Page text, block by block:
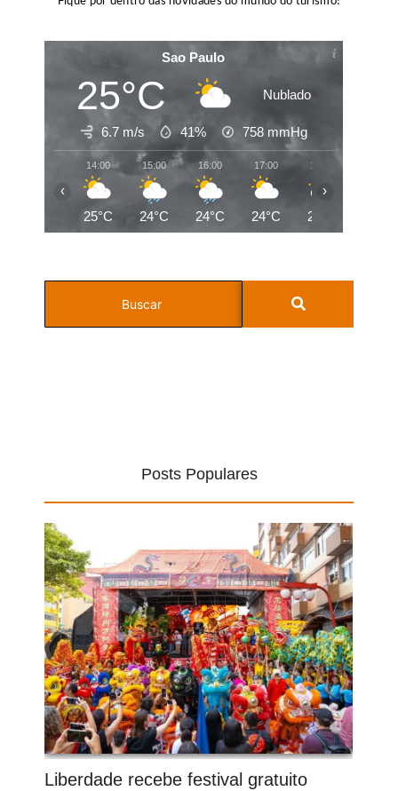
Sao Paulo
25°C Nublado
6.7 m/s 41% 758 mmHg
14:00
25°C
15:00
24°C
16:00
24°C
17:00
24°C
18:00
22°C
‹ ›
Posts Populares
Liberdade recebe festival gratuito